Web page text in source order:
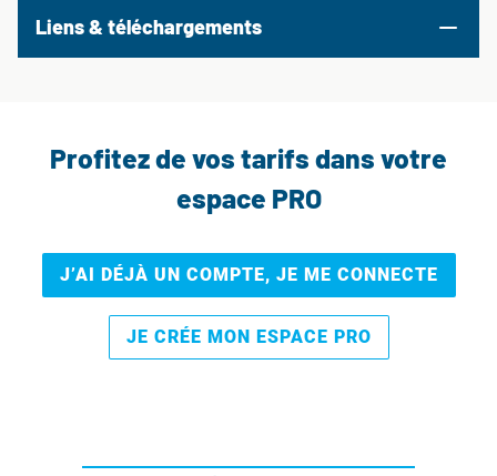
Liens & téléchargements
Profitez de vos tarifs dans votre
espace PRO
J’AI DÉJÀ UN COMPTE, JE ME CONNECTE
JE CRÉE MON ESPACE PRO